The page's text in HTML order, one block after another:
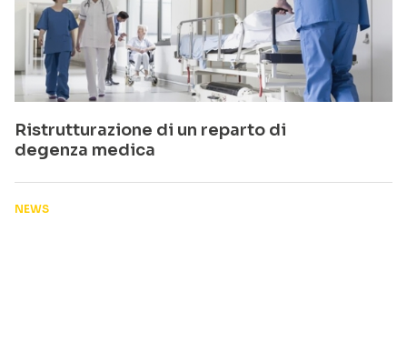
Ristrutturazione di un reparto di
degenza medica
NEWS